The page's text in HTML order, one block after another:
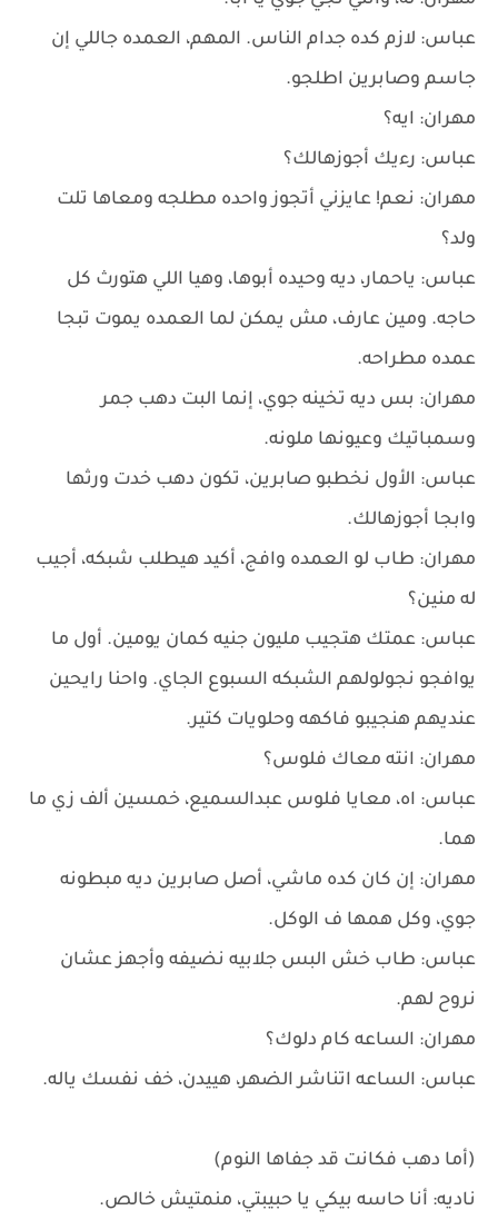
عباس: لازم كده جدام الناس. المهم، العمده جاللي إن
جاسم وصابرين اطلجو.
مهران: ايه؟
عباس: رءيك أجوزهالك؟
مهران: نعم! عايزني أتجوز واحده مطلجه ومعاها تلت
ولد؟
عباس: ياحمار، ديه وحيده أبوها، وهيا اللي هتورث كل
حاجه. ومين عارف، مش يمكن لما العمده يموت تبجا
عمده مطراحه.
مهران: بس ديه تخينه جوي، إنما البت دهب جمر
وسمباتيك وعيونها ملونه.
عباس: الأول نخطبو صابرين، تكون دهب خدت ورثها
وابجا أجوزهالك.
مهران: طاب لو العمده وافج، أكيد هيطلب شبكه، أجيب
له منين؟
عباس: عمتك هتجيب مليون جنيه كمان يومين. أول ما
يوافجو نجولولهم الشبكه السبوع الجاي. واحنا رايحين
عنديهم هنجيبو فاكهه وحلويات كتير.
مهران: انته معاك فلوس؟
عباس: اه، معايا فلوس عبدالسميع، خمسين ألف زي ما
هما.
مهران: إن كان كده ماشي، أصل صابرين ديه مبطونه
جوي، وكل همها ف الوكل.
عباس: طاب خش البس جلابيه نضيفه وأجهز عشان
نروح لهم.
مهران: الساعه كام دلوك؟
عباس: الساعه اتناشر الضهر، هييدن، خف نفسك ياله.
(أما دهب فكانت قد جفاها النوم)
ناديه: أنا حاسه بيكي يا حبيبتي، منمتيش خالص.